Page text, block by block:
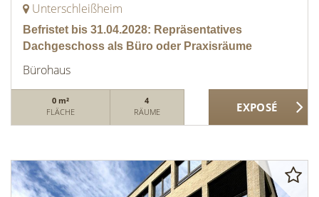
Unterschleißheim
Befristet bis 31.04.2028: Repräsentatives
Dachgeschoss als Büro oder Praxisräume
Bürohaus
0 m²
FLÄCHE
4
RÄUME